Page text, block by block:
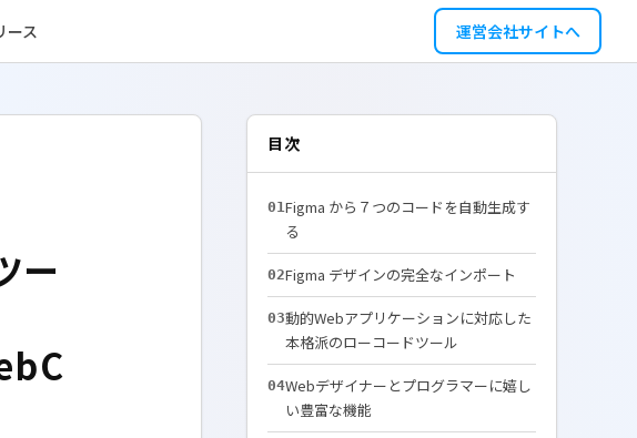
ース 運営会社サイトへ
ー
目次
01Figma から７つのコードを自動生成す
る
02Figma デザインの完全なインポート
03動的Webアプリケーションに対応した
本格派のローコードツール
04Webデザイナーとプログラマーに嬉し
い豊富な機能